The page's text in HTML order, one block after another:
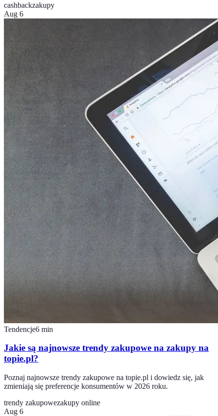
cashbackzakupy
Aug 6
Tendencje6 min
Jakie są najnowsze trendy zakupowe na zakupy na
topie.pl?
Poznaj najnowsze trendy zakupowe na topie.pl i dowiedz się, jak
zmieniają się preferencje konsumentów w 2026 roku.
trendy zakupowezakupy online
Aug 6